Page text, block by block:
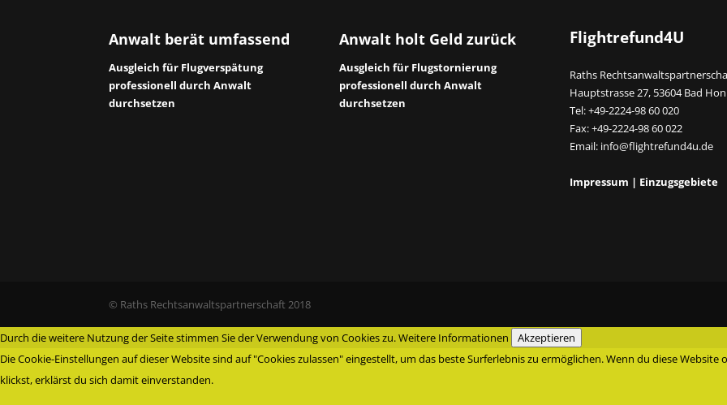
Anwalt berät umfassend
Ausgleich für Flugverspätung
professionell durch Anwalt
durchsetzen
Anwalt holt Geld zurück
Ausgleich für Flugstornierung
professionell durch Anwalt
durchsetzen
Flightrefund4U
Raths
Hauptstrasse 27, 53604 Bad
Tel: +49-2224-98 60 020
Fax: +49-2224-98 60 022
Email: info@flightrefund4u.de
Impressum | Einzugsgebiete
© Raths Rechtsanwaltspartnerschaft 2018
Durch die weitere Nutzung der Seite stimmen Sie der Verwendung von Cookies zu.Weitere Informationen
Akzeptieren
Die Cookie-Einstellungen auf dieser Website sind auf "Cookies zulassen" eingestellt, um das beste Surferlebnis zu ermöglichen. Wenn du diese
klickst, erklärst du sich damit einverstanden.